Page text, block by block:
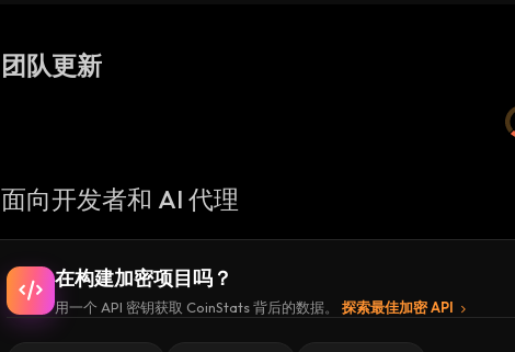
团队更新
面向开发者和 AI 代理
在构建加密项目吗？
用一个 API 密钥获取 CoinStats 背后的数据。 探索最佳加密 API